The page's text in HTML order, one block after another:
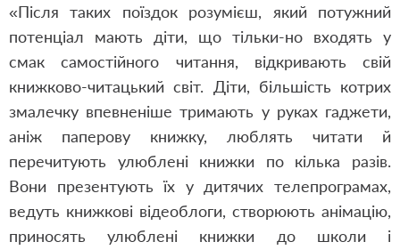
«Після таких поїздок розумієш, який потужний
потенціал мають діти, що тільки-но входять у
смак самостійного читання, відкривають свій
книжково-читацький світ. Діти, більшість котрих
змалечку впевненіше тримають у руках гаджети,
аніж паперову книжку, люблять читати й
перечитують улюблені книжки по кілька разів.
Вони презентують їх у дитячих телепрограмах,
ведуть книжкові відеоблоги, створюють анімацію,
приносять улюблені книжки до школи і